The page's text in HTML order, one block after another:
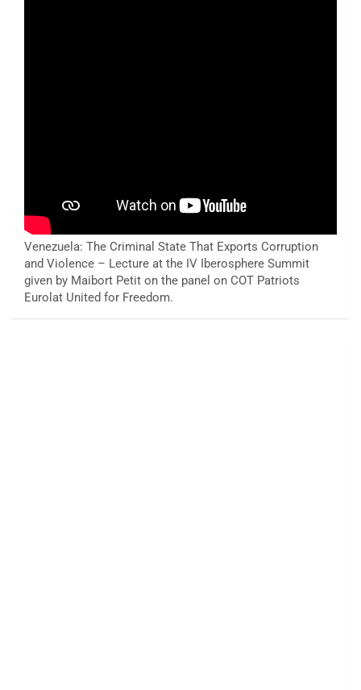
Venezuela: The Criminal State That Exports Corruption
and Violence – Lecture at the IV Iberosphere Summit
given by Maibort Petit on the panel on COT Patriots
Eurolat United for Freedom.